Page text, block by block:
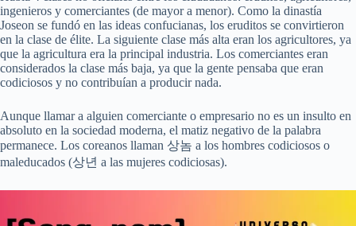
ingenieros y comerciantes (de mayor a menor). Como la dinastía
Joseon se fundó en las ideas confucianas, los eruditos se convirtieron
en la clase de élite. La siguiente clase más alta eran los agricultores, ya
que la agricultura era la principal industria. Los comerciantes eran
considerados la clase más baja, ya que la gente pensaba que eran
codiciosos y no contribuían a producir nada.
Aunque llamar a alguien comerciante o empresario no es un insulto en
absoluto en la sociedad moderna, el matiz negativo de la palabra
permanece. Los coreanos llaman 상놈 a los hombres codiciosos o
maleducados (상년 a las mujeres codiciosas).